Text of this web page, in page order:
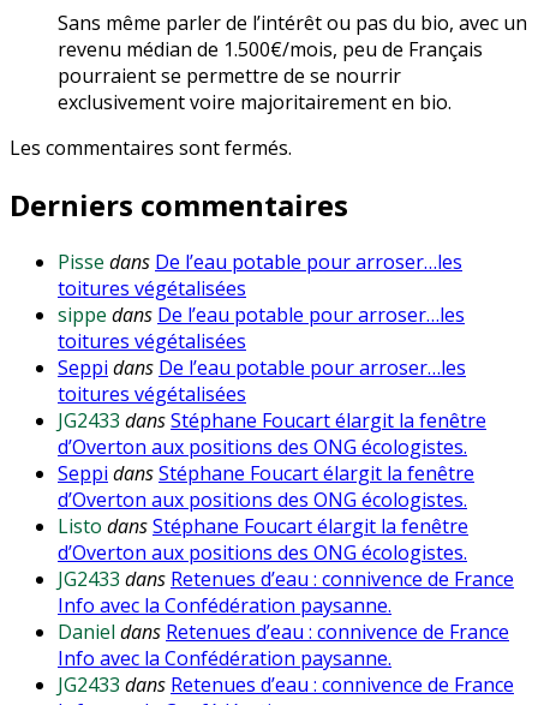
Sans même parler de l’intérêt ou pas du bio, avec un
revenu médian de 1.500€/mois, peu de Français
pourraient se permettre de se nourrir
exclusivement voire majoritairement en bio.
Les commentaires sont fermés.
Derniers commentaires
Pisse dans De l’eau potable pour arroser…les
toitures végétalisées
sippe dans De l’eau potable pour arroser…les
toitures végétalisées
Seppi dans De l’eau potable pour arroser…les
toitures végétalisées
JG2433 dansStéphane Foucart élargit la fenêtre
d’Overton aux positions des ONG écologistes.
Seppi dansStéphane Foucart élargit la fenêtre
d’Overton aux positions des ONG écologistes.
Listo dansStéphane Foucart élargit la fenêtre
d’Overton aux positions des ONG écologistes.
JG2433 dans Retenues d’eau : connivence de France
Info avec la Confédération paysanne.
Daniel dans Retenues d’eau : connivence de France
Info avec la Confédération paysanne.
JG2433 dans Retenues d’eau : connivence de France